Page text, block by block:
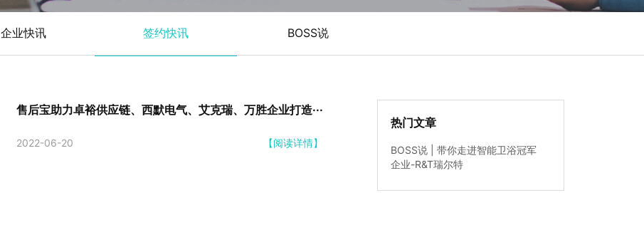
企业快讯 签约快讯 BOSS说
售后宝助力卓裕供应链、西默电气、艾克瑞、万胜企业打造···
2022-06-20 【阅读详情】
热门文章
BOSS说 | 带你走进智能卫浴冠军
企业-R&T瑞尔特